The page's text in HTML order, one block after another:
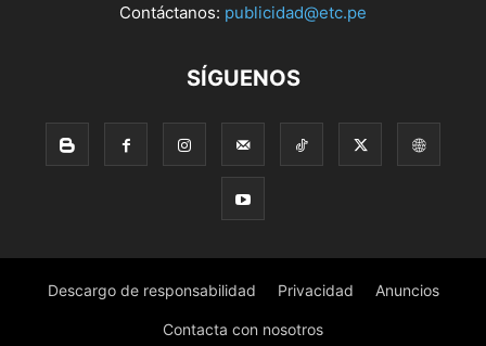
Contáctanos: publicidad@etc.pe
SÍGUENOS
Descargo de responsabilidad Privacidad Anuncios
Contacta con nosotros